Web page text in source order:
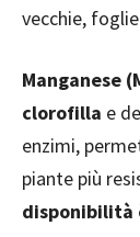
vecchie,
Manganese
clorofilla e
enzimi,
piante più